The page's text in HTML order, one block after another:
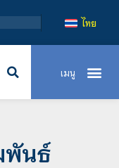
สถาบันเทคโ
ไทย
พันธ์